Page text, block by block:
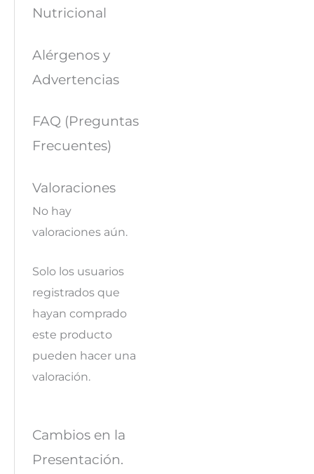
Nutricional
Alérgenos y
Advertencias
FAQ (Preguntas
Frecuentes)
Valoraciones
No hay
valoraciones aún.
Solo los usuarios
registrados que
hayan comprado
este producto
pueden hacer una
valoración.
Cambios en la
Presentación.